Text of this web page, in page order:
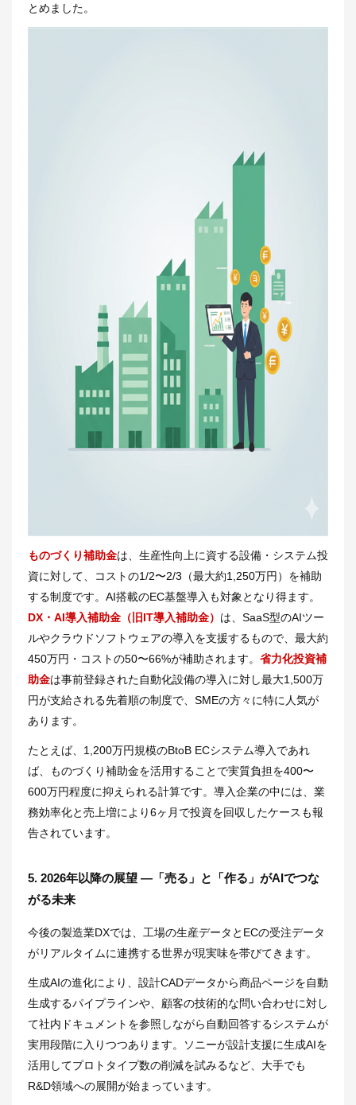
とめました。
ものづくり補助金は、生産性向上に資する設備・システム投
資に対して、コストの1/2〜2/3（最大約1,250万円）を補助
する制度です。AI搭載のEC基盤導入も対象となり得ます。
DX・AI導入補助金（旧IT導入補助金） は、SaaS型のAIツー
ルやクラウドソフトウェアの導入を支援するもので、最大約
450万円・コストの50〜66%が補助されます。 省力化投資補
助金は事前登録された自動化設備の導入に対し最大1,500万
円が支給される先着順の制度で、SMEの方々に特に人気が
あります。
たとえば、1,200万円規模のBtoB ECシステム導入であれ
ば、ものづくり補助金を活用することで実質負担を400〜
600万円程度に抑えられる計算です。導入企業の中には、業
務効率化と売上増により6ヶ月で投資を回収したケースも報
告されています。
5. 2026年以降の展望 ―「売る」と「作る」がAIでつな
がる未来
今後の製造業DXでは、工場の生産データとECの受注データ
がリアルタイムに連携する世界が現実味を帯びてきます。
生成AIの進化により、設計CADデータから商品ページを自動
生成するパイプラインや、顧客の技術的な問い合わせに対し
て社内ドキュメントを参照しながら自動回答するシステムが
実用段階に入りつつあります。ソニーが設計支援に生成AIを
活用してプロトタイプ数の削減を試みるなど、大手でも
R&D領域への展開が始まっています。